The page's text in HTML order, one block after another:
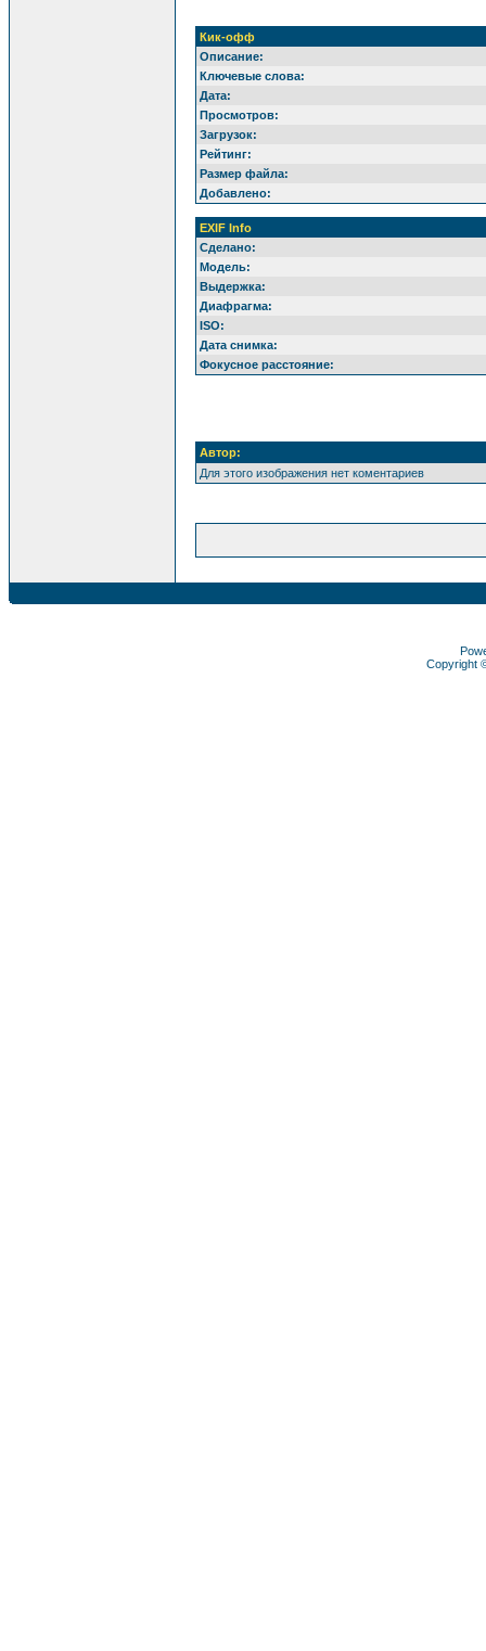
Кик-офф
Описание:
Ключевые слова:
Дата:
Просмотров:
Загрузок:
Рейтинг:
Размер файла:
Добавлено:
EXIF Info
Сделано:
Модель:
Выдержка:
Диафрагма:
ISO:
Дата снимка:
Фокусное расстояние:
Автор:
Для этого изображения нет коментариев
Copyright